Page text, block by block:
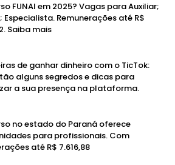
FUNAI em 2025? Vagas para Auxiliar;
Especialista. Remunerações até R$
Saiba mais
de ganhar dinheiro com o TicTok:
alguns segredos e dicas para
a sua presença na plataforma.
no estado do Paraná oferece
para profissionais. Com
até R$ 7.616,88